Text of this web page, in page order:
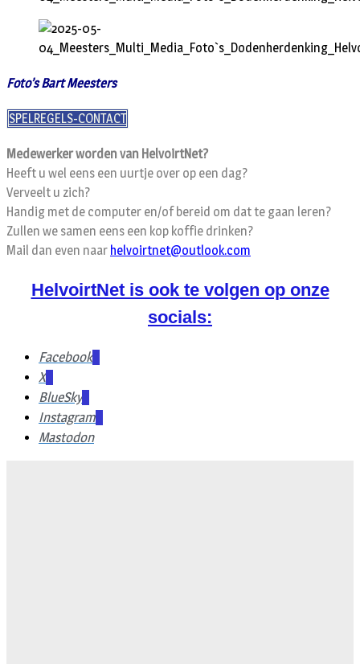
Foto’s Bart Meesters
SPELREGELS-CONTACT
Medewerker worden van HelvoirtNet?
Heeft u wel eens een uurtje over op een dag?
Verveelt u zich?
Handig met de computer en/of bereid om dat te gaan leren?
Zullen we samen eens een kop koffie drinken?
Mail dan even naar helvoirtnet@outlook.com
HelvoirtNet is ook te volgen op onze
socials:
Facebook
X
BlueSky
Instagram
Mastodon